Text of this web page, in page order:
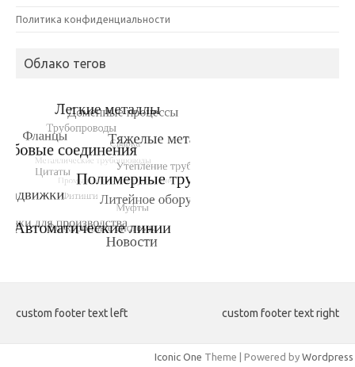
Политика конфиденциальности
Облако тегов
custom footer text left custom footer text right
Iconic One Theme | Powered by Wordpress